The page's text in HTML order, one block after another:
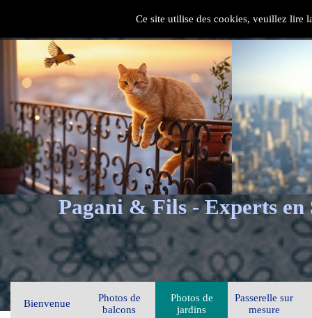
Ce site utilise des cookies, veuillez lire
Pagani & Fils - Experts en
Bienvenue
Photos de
balcons
Photos de
jardins
Passerelle sur
mesure